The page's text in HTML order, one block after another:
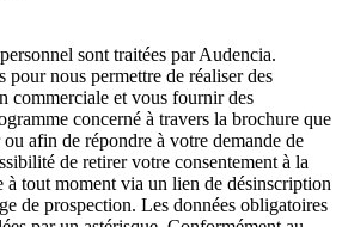
sont traitées par Audencia.
pour nous permettre de réaliser des
commerciale et vous fournir des
concerné à travers la brochure que
afin de répondre à votre demande de
de retirer votre consentement à la
à tout moment via un lien de désinscription
de prospection. Les données obligatoires